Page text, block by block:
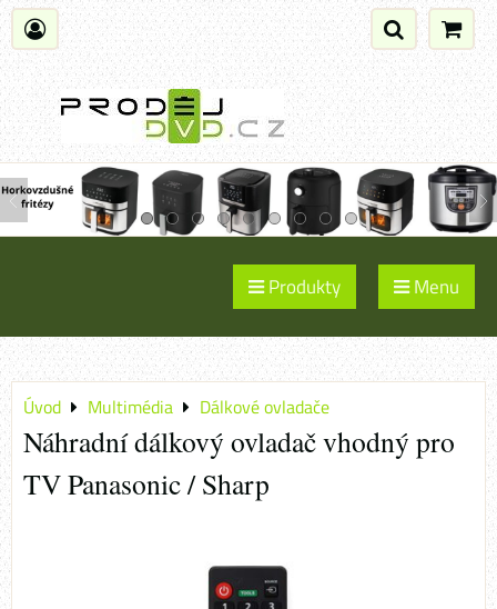
Produkty Menu
Úvod Multimédia Dálkové ovladače
Náhradní dálkový ovladač vhodný pro
TV Panasonic / Sharp